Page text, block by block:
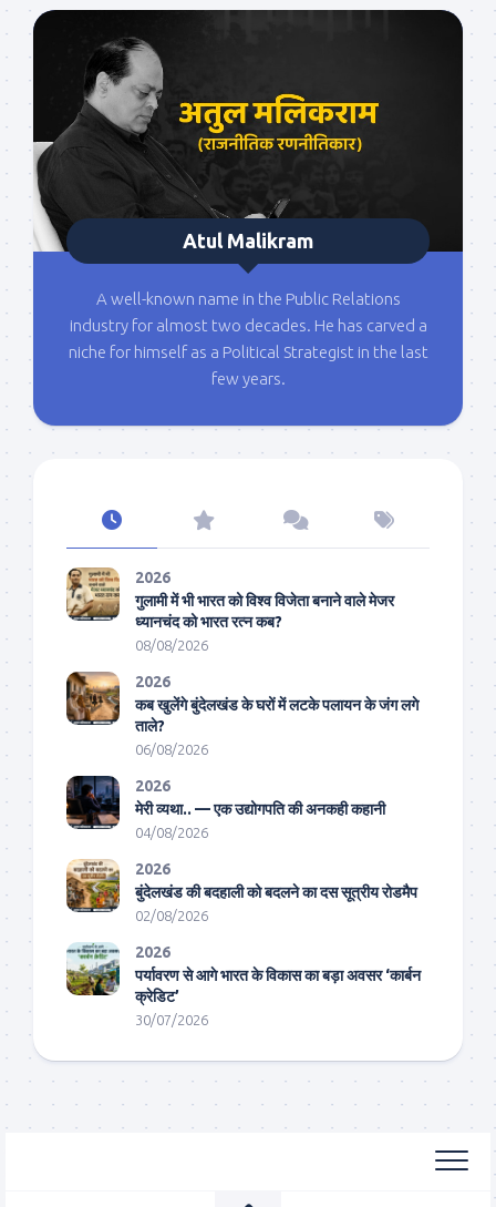
Atul Malikram
A well-known name in the Public Relations
industry for almost two decades. He has carved a
niche for himself as a Political Strategist in the last
few years.
2026
गुलामी में भी भारत को विश्व विजेता बनाने वाले मेजर
ध्यानचंद को भारत रत्न कब?
08/08/2026
2026
कब खुलेंगे बुंदेलखंड के घरों में लटके पलायन के जंग लगे
ताले?
06/08/2026
2026
मेरी व्यथा.. — एक उद्योगपति की अनकही कहानी
04/08/2026
2026
बुंदेलखंड की बदहाली को बदलने का दस सूत्रीय रोडमैप
02/08/2026
2026
पर्यावरण से आगे भारत के विकास का बड़ा अवसर ‘कार्बन
क्रेडिट’
30/07/2026